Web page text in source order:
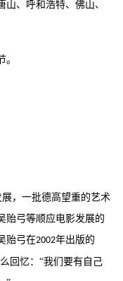
、呼和浩特、佛山、
。
，一批德高望重的艺术
贻弓等顺应电影发展的
贻弓在2002年出版的
回忆：“我们要有自己